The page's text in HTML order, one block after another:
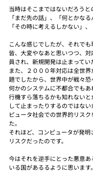
当時はそこまではないだろうと
「まだ先の話」、「何とかなる
「その時に考えるしかない」、
こんな感じでしたが、それで
皆、大変やなあと思いつつ、
員され、新規開発は止まってい
また、２０００年対応は全世
題でしたから、世界中が戦々恐
何かのシステムに不都合でも
行機すら落ちるかも知れない
して止まったりするのではな
ピュータ社会での世界的リス
た。
それほど、コンピュータが発
リスクだったのです。
今はそれを逆手にとった悪意
いる国があるるように思います。